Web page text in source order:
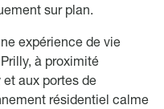
sur plan.
expérience de vie
à proximité
aux portes de
résidentiel calme